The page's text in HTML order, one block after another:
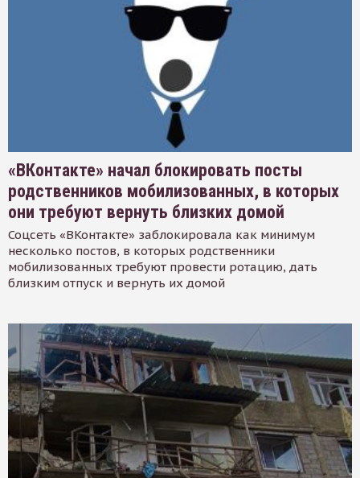
«ВКонтакте» начал блокировать посты
родственников мобилизованных, в которых
они требуют вернуть близких домой
Соцсеть «ВКонтакте» заблокировала как минимум
несколько постов, в которых родственники
мобилизованных требуют провести ротацию, дать
близким отпуск и вернуть их домой